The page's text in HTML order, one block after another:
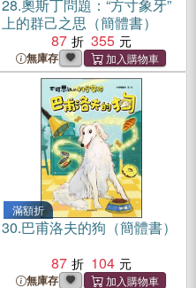
28.奧斯丁問題：“方寸象牙”
上的群己之思（簡體書）
87
355
無庫存
滿額折
30.巴甫洛夫的狗（簡體書）
87
104
無庫存